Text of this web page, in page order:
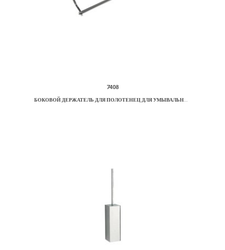
7408
БОКОВОЙ ДЕРЖАТЕЛЬ ДЛЯ ПОЛОТЕНЕЦ ДЛЯ УМЫВАЛЬНИКА